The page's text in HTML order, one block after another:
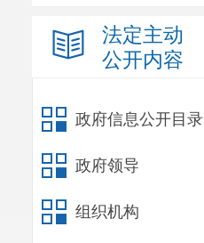
法定主动
公开内容
政府信息公开目录
政府领导
组织机构